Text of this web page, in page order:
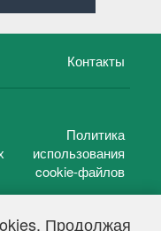
Продолжая
Контакты
Политика
использования
cookie-файлов